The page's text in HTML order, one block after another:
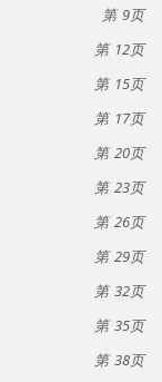
9
12
15
17
20
23
26
29
32
35
38